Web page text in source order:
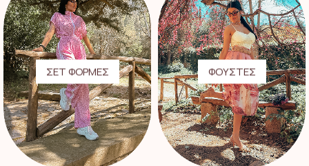
ΣΕΤ ΦΟΡΜΕΣ ΦΟΥΣΤΕΣ